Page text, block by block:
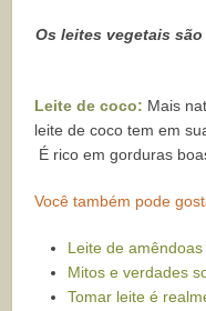
Os leites vegetais
Leite de coco: Mais
leite de coco tem em
É rico em gorduras
Você também pode
Leite de
Mitos e verdades
Tomar leite é